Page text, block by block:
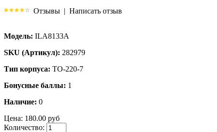
Отзывы | Написать отзыв
Модель: ILA8133A
SKU (Артикул): 282979
Тип корпуса: TO-220-7
Бонусные баллы: 1
Наличие: 0
Цена: 180.00 руб
Количество: